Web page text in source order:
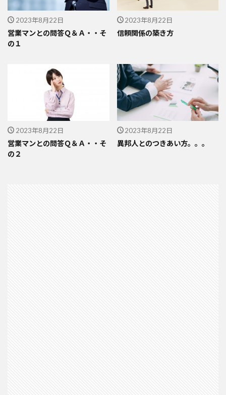
2023年8月22日
営業マンとの問答Ｑ＆Ａ・・そ
の１
2023年8月22日
信頼関係の築き方
2023年8月22日
営業マンとの問答Ｑ＆Ａ・・そ
の２
2023年8月22日
異邦人とのつきあい方。。。